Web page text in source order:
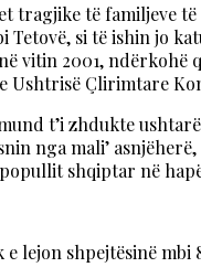
të familjeve
si të ishin jo
vitin 2001,
Çlirimtare
t’i zhdukte
nga mali’
shqiptar në
lejon shpejtësinë mbi